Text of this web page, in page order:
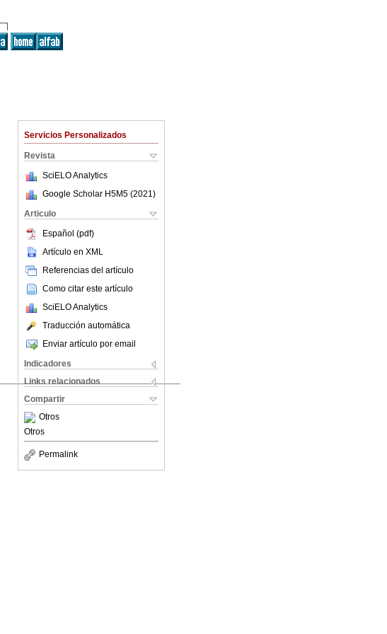
Servicios Personalizados
Revista
SciELO Analytics
Google Scholar H5M5 (2021 )
Articulo
Español (pdf)
Artículo en XML
Referencias del artículo
Como citar este artículo
SciELO Analytics
Traducción automática
Enviar artículo por email
Indicadores
Links relacionados
Compartir
Otros
Otros
Permalink